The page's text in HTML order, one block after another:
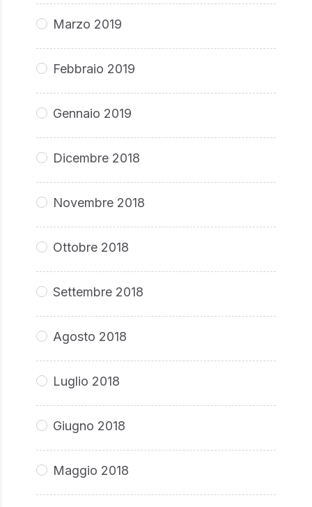
Marzo 2019
Febbraio 2019
Gennaio 2019
Dicembre 2018
Novembre 2018
Ottobre 2018
Settembre 2018
Agosto 2018
Luglio 2018
Giugno 2018
Maggio 2018